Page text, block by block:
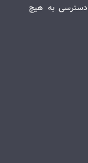
دسترسی به هیچ